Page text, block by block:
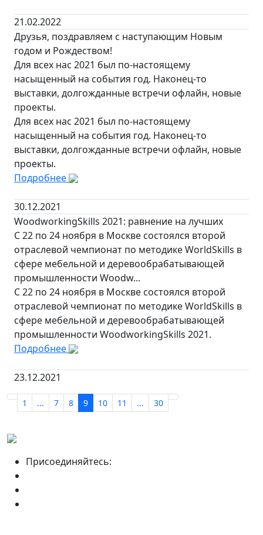
21.02.2022
Друзья, поздравляем с наступающим Новым
годом и Рождеством!
Для всех нас 2021 был по-настоящему
насыщенный на события год. Наконец-то
выставки, долгожданные встречи офлайн, новые
проекты.
Для всех нас 2021 был по-настоящему
насыщенный на события год. Наконец-то
выставки, долгожданные встречи офлайн, новые
проекты.
Подробнее
30.12.2021
WoodworkingSkills 2021: равнение на лучших
С 22 по 24 ноября в Москве состоялся второй
отраслевой чемпионат по методике WorldSkills в
сфере мебельной и деревообрабатывающей
промышленности Woodw...
С 22 по 24 ноября в Москве состоялся второй
отраслевой чемпионат по методике WorldSkills в
сфере мебельной и деревообрабатывающей
промышленности WoodworkingSkills 2021.
Подробнее
23.12.2021
1 ... 7 8 9 10 11 ... 30
Присоединяйтесь: